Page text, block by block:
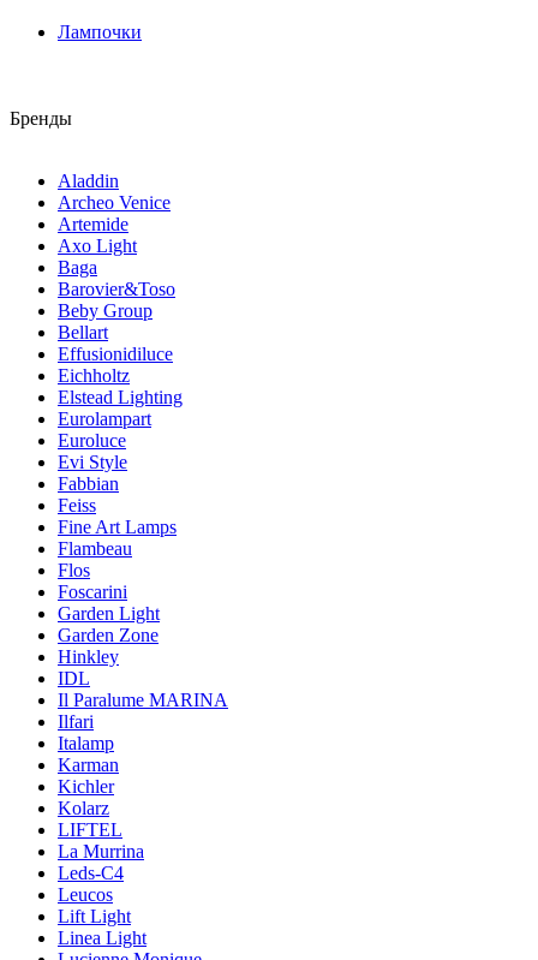
Лампочки
Бренды
Aladdin
Archeo Venice
Artemide
Axo Light
Baga
Barovier&Toso
Beby Group
Bellart
Effusionidiluce
Eichholtz
Elstead Lighting
Eurolampart
Euroluce
Evi Style
Fabbian
Feiss
Fine Art Lamps
Flambeau
Flos
Foscarini
Garden Light
Garden Zone
Hinkley
IDL
Il Paralume MARINA
Ilfari
Italamp
Karman
Kichler
Kolarz
LIFTEL
La Murrina
Leds-C4
Leucos
Lift Light
Linea Light